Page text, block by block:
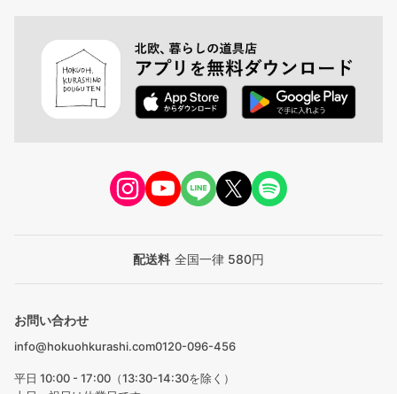
配送料 全国一律 580円
お問い合わせ
info@hokuohkurashi.com0120-096-456
平日 10:00 - 17:00（13:30-14:30を除く）